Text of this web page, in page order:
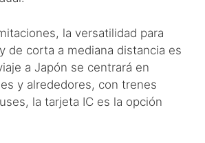
la versatilidad para
de corta a mediana distancia es
a Japón se centrará en
y alrededores, con trenes
la tarjeta IC es la opción